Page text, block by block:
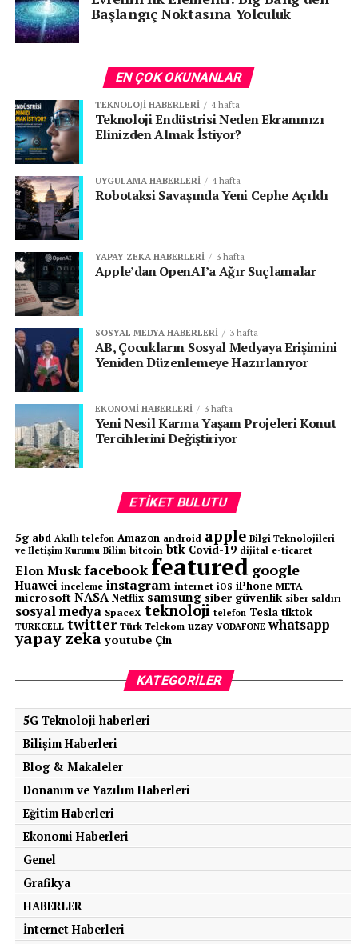
Dijital süreci, basit ve hızlı süreçleri ile Voltify yepyeni
bir araç kiralama deneyimi sunuyor. Voltify’ın geniş
portföyünde Tesla Model Y, MG ZS EV, Volvo C40
Recharge, Mercedes-Benz EQC, Hyundai Ioniq 5, Nissan
Qashqai E-power, Opel Mokka, Skywell gibi önde gelen
elektrikli araç modelleri yer alıyor. Hem Eşarj hem
Voltify müşterilerini, birbirinden çok farklı ama ortak
noktası doğa dostu olmaları olan bu araçları
deneyimleme imkânı bekliyor.
Senin reaksiyonun hangisi?
KATEGORİLER: |Sektörel Haberler
HYUNDAI
IŞ BIRLIĞI
MERCEDES-BENZ
NISSAN QASHQAI
OPEL OTOMOBIL
OTOMOTIV
TESLA
VOLTIFY
SONRAKI
PİLOT’un Yeni Dönem Girişimleri Belirlendi
ÖNCEKI
Enerjisa Enerji Eşarj’ın Tamamını Satın Aldı
Başlangıç Noktasına Yolculuk
EN ÇOK OKUNANLAR
TEKNOLOJI HABERLERI 4 hafta
Teknoloji Endüstrisi Neden Ekranınızı
Elinizden Almak İstiyor?
UYGULAMA HABERLERI 4 hafta
Robotaksi Savaşında Yeni Cephe Açıldı
YAPAY ZEKA HABERLERI 3 hafta
Apple’dan OpenAI’a Ağır Suçlamalar
SOSYAL MEDYA HABERLERI 3 hafta
AB, Çocukların Sosyal Medyaya Erişimini
Yeniden Düzenlemeye Hazırlanıyor
EKONOMI HABERLERI 3 hafta
Yeni Nesil Karma Yaşam Projeleri Konut
Tercihlerini Değiştiriyor
ETIKET BULUTU
5g abd Akıllı telefon Amazon android apple Bilgi Teknolojileri
ve İletişim Kurumu Bilim bitcoin btk Covid-19 dijital e-ticaret
Elon Muskfacebook featured google
Huawei inceleme instagram internet iOS iPhone META
microsoft NASA Netflix samsung siber güvenlik siber saldırı
sosyal medya SpaceX teknoloji telefon Tesla tiktok
TURKCELL twitter Türk Telekom uzay VODAFONE whatsapp
yapay zeka youtube Çin
KATEGORILER
5G Teknoloji haberleri
Bilişim Haberleri
Blog & Makaleler
Donanım ve Yazılım Haberleri
Eğitim Haberleri
Ekonomi Haberleri
Genel
Grafikya
HABERLER
İnternet Haberleri